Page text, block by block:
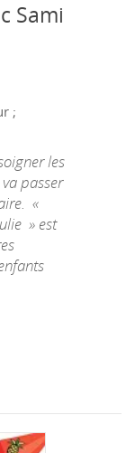
Sami
;
les
passer
«
» est